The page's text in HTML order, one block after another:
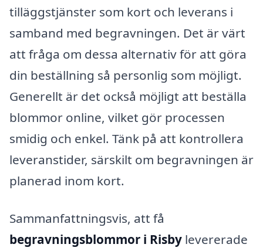
tilläggstjänster som kort och leverans i
samband med begravningen. Det är värt
att fråga om dessa alternativ för att göra
din beställning så personlig som möjligt.
Generellt är det också möjligt att beställa
blommor online, vilket gör processen
smidig och enkel. Tänk på att kontrollera
leveranstider, särskilt om begravningen är
planerad inom kort.
Sammanfattningsvis, att få
begravningsblommor i Risby levererade